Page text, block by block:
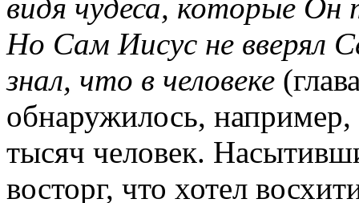
видя чудеса, которые Он
Но Сам Иисус не вверял
знал, что в человеке
обнаружилось,
тысяч человек.
восторг, что хотел